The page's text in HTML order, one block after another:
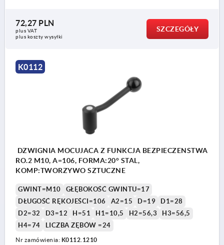
72,27 PLN
plus VAT
plus koszty wysyłki
SZCZEGÓŁY
K0112
DZWIGNIA MOCUJACA Z FUNKCJA BEZPIECZENSTWA
RO.2 M10, A=106, FORMA:20° STAL,
KOMP:TWORZYWO SZTUCZNE
GWINT=M10
GŁĘBOKOŚĆ GWINTU=17
DŁUGOŚĆ RĘKOJEŚCI=106
A2=15 D=19
D1=28
D2=32
D3=12 H=51 H1=10,5 H2=56,3
H3=56,5
H4=74
LICZBA ZĘBÓW =24
Nr zamówienia: K0112.1210